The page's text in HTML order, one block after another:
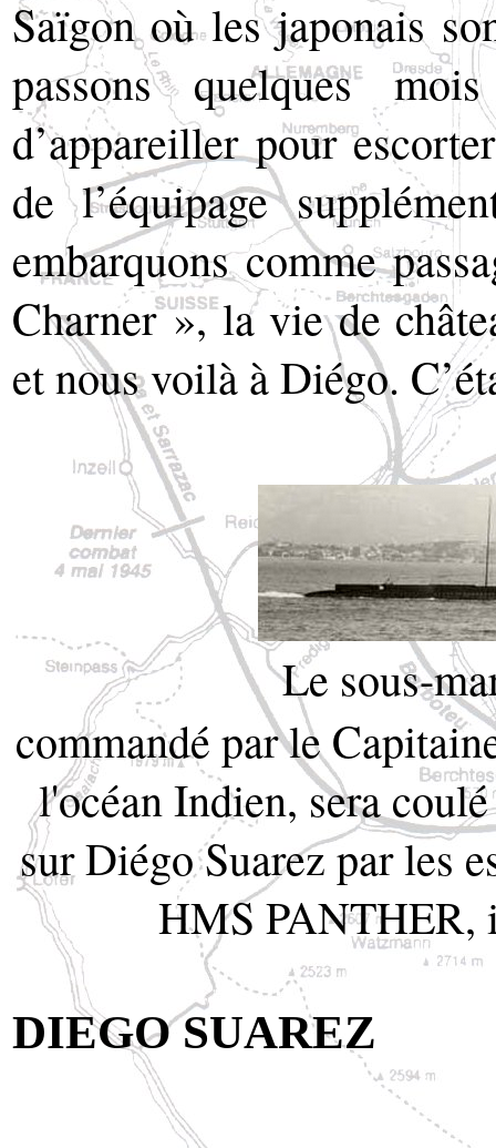
Saïgon où les japonais
passons quelques
d’appareiller pour
de l’équipage
embarquons comme
Charner », la vie de
et nous voilà à Diégo.
Le sous-
commandé par le
l'océan Indien, sera
sur Diégo Suarez par les
HMS PANTHER,
DIEGO SUAREZ